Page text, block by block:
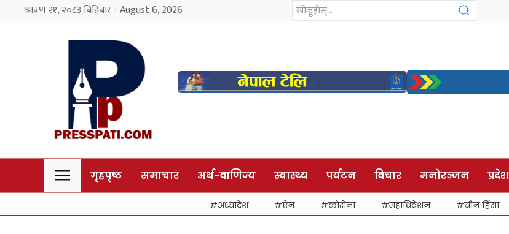
श्रावण २१, २०८३ बिहिबार । August 6, 2026
गृहपृष्ठ समाचार अर्थ-वाणिज्य स्वास्थ्य पर्यटन विचार मनोरञ्जन प्रदेश
अध्यादेश ऐन कोरोना महाधिवेशन यौन हिंसा